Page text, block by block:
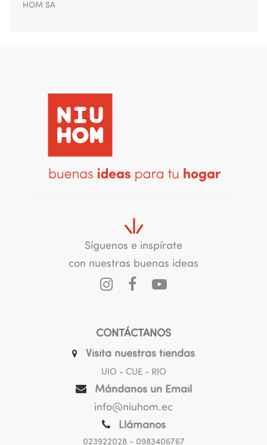
HOM SA
Síguenos e inspírate
con nuestras buenas ideas
CONTÁCTANOS
Visita nuestras tiendas
UIO - CUE - RIO
Mándanos un Email
info@niuhom.ec
Llámanos
023922028- 0983406767